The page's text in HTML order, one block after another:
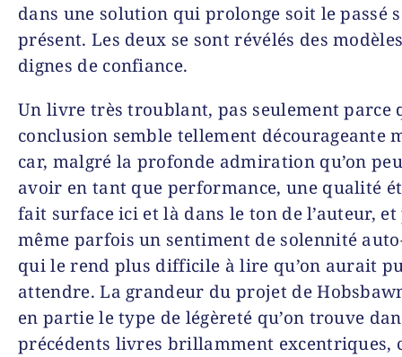
dans une solution qui prolonge soit le passé
présent. Les deux se sont révélés des
dignes de confiance.
Un livre très troublant, pas seulement parce
conclusion semble tellement décourageante
car, malgré la profonde admiration qu’on
avoir en tant que performance, une qualité
fait surface ici et là dans le ton de l’auteur, et
même parfois un sentiment de solennité
qui le rend plus difficile à lire qu’on aurait
attendre. La grandeur du projet de
en partie le type de légèreté qu’on trouve
précédents livres brillamment excentriques,